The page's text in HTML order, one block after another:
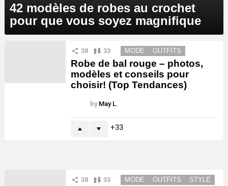
42 modèles de robes au crochet
pour que vous soyez magnifique
38 33 MODE OUTFITS
Robe de bal rouge – photos,
modèles et conseils pour
choisir! (Top Tendances)
by May L.
33
38 33 MODE OUTFITS STYLE